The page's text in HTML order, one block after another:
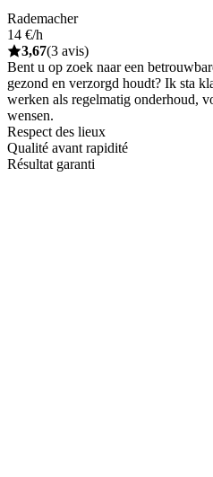
Rademacher
14 €/h
3,67(3 avis)
Bent u op zoek naar een
gezond en verzorgd houdt? Ik sta
werken als regelmatig onderhoud,
wensen.
Respect des lieux
Qualité avant rapidité
Résultat garanti